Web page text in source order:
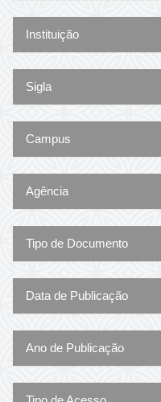
Instituição
Sigla
Campus
Agência
Tipo de Documento
Data de Publicação
Ano de Publicação